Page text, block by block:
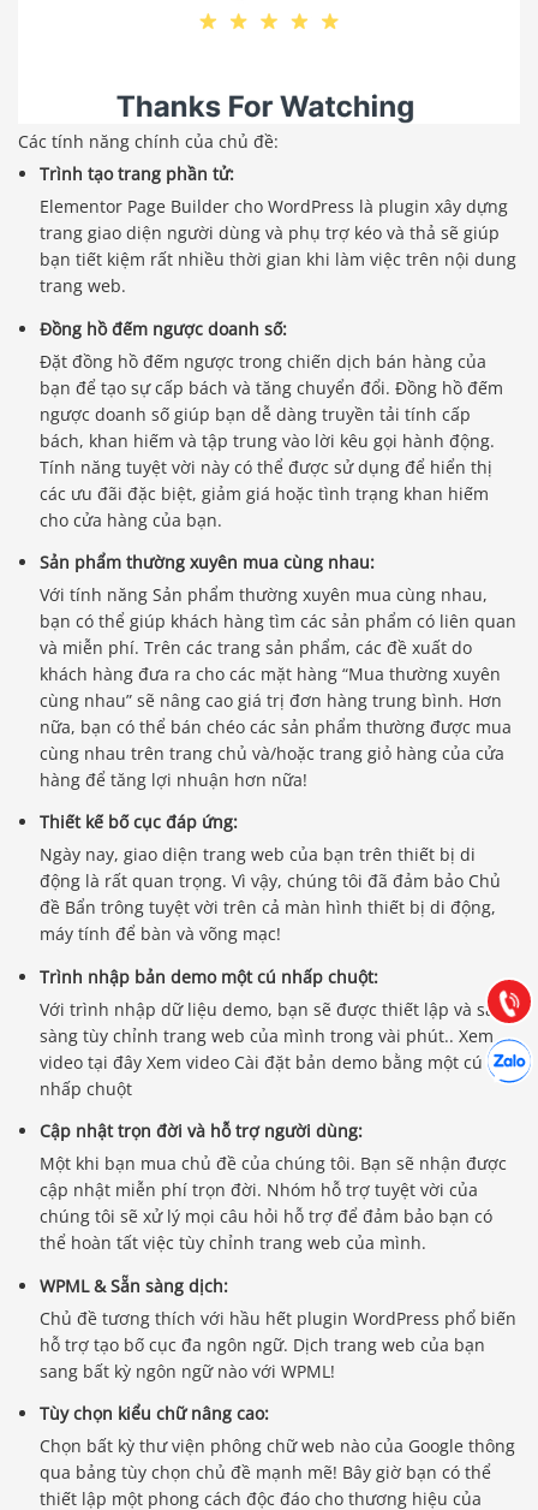
Các tính năng chính của chủ đề:
Trình tạo trang phần tử:
Elementor Page Builder cho WordPress là plugin xây dựng
trang giao diện người dùng và phụ trợ kéo và thả sẽ giúp
bạn tiết kiệm rất nhiều thời gian khi làm việc trên nội dung
trang web.
Đồng hồ đếm ngược doanh số:
Đặt đồng hồ đếm ngược trong chiến dịch bán hàng của
bạn để tạo sự cấp bách và tăng chuyển đổi. Đồng hồ đếm
ngược doanh số giúp bạn dễ dàng truyền tải tính cấp
bách, khan hiếm và tập trung vào lời kêu gọi hành động.
Tính năng tuyệt vời này có thể được sử dụng để hiển thị
các ưu đãi đặc biệt, giảm giá hoặc tình trạng khan hiếm
cho cửa hàng của bạn.
Sản phẩm thường xuyên mua cùng nhau:
Với tính năng Sản phẩm thường xuyên mua cùng nhau,
bạn có thể giúp khách hàng tìm các sản phẩm có liên quan
và miễn phí. Trên các trang sản phẩm, các đề xuất do
khách hàng đưa ra cho các mặt hàng “Mua thường xuyên
cùng nhau” sẽ nâng cao giá trị đơn hàng trung bình. Hơn
nữa, bạn có thể bán chéo các sản phẩm thường được mua
cùng nhau trên trang chủ và/hoặc trang giỏ hàng của cửa
hàng để tăng lợi nhuận hơn nữa!
Thiết kế bố cục đáp ứng:
Ngày nay, giao diện trang web của bạn trên thiết bị di
động là rất quan trọng. Vì vậy, chúng tôi đã đảm bảo Chủ
đề Bẩn trông tuyệt vời trên cả màn hình thiết bị di động,
máy tính để bàn và võng mạc!
Trình nhập bản demo một cú nhấp chuột:
Với trình nhập dữ liệu demo, bạn sẽ được thiết lập và sẵn
sàng tùy chỉnh trang web của mình trong vài phút.. Xem
video tại đây Xem video Cài đặt bản demo bằng một cú
nhấp chuột
Cập nhật trọn đời và hỗ trợ người dùng:
Một khi bạn mua chủ đề của chúng tôi. Bạn sẽ nhận được
cập nhật miễn phí trọn đời. Nhóm hỗ trợ tuyệt vời của
chúng tôi sẽ xử lý mọi câu hỏi hỗ trợ để đảm bảo bạn có
thể hoàn tất việc tùy chỉnh trang web của mình.
WPML & Sẵn sàng dịch:
Chủ đề tương thích với hầu hết plugin WordPress phổ biến
hỗ trợ tạo bố cục đa ngôn ngữ. Dịch trang web của bạn
sang bất kỳ ngôn ngữ nào với WPML!
Tùy chọn kiểu chữ nâng cao:
Chọn bất kỳ thư viện phông chữ web nào của Google thông
qua bảng tùy chọn chủ đề mạnh mẽ! Bây giờ bạn có thể
thiết lập một phong cách độc đáo cho thương hiệu của
Gọi
Báo giá & Đặt hàng:
0903.976.769
(028) 22.166.144
Chát
Tư vấn
Hợp tác